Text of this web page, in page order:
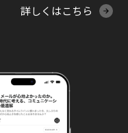
詳しくはこちら